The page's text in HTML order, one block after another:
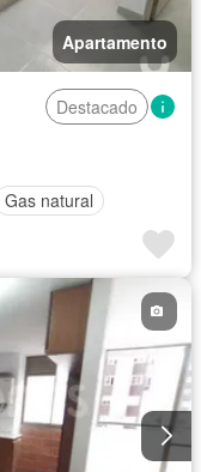
Apartamento
Destacado
Gas natural